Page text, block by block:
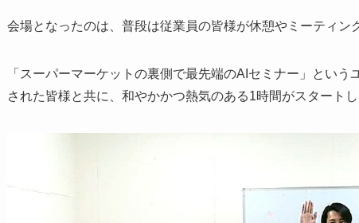
会場となったのは、普段は従業員の皆様が休憩やミーティン
「スーパーマーケットの裏側で最先端のAIセミナー」とい
された皆様と共に、和やかかつ熱気のある1時間がスタートし